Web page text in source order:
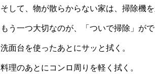
そして、物が散らからない家は、掃除機
もう一つ大切なのが、「ついで掃除」が
洗面台を使ったあとにサッと拭く。
料理のあとにコンロ周りを軽く拭く。